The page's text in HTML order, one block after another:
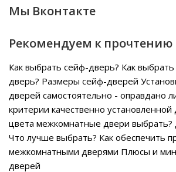
Мы Вконтакте
Рекомендуем к прочтению
Как выбрать сейф-дверь? Как
дверь? Размеры сейф-дверей
дверей самостоятельно - оправдано
критерии качественно установленной
цвета межкомнатные двери выбрать?
Что лучше выбрать? Как обеспечить
межкомнатными дверями Плюсы и
дверей